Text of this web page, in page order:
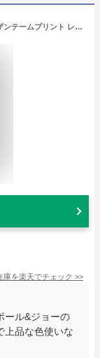
ポールアンドジョーアクセソワ 名刺入れ クリザンテームプリント レディース PJA-W244 ポール＆ジョー PAUL&JOE ACCESSOIRES |
庫を楽天でチェック >>
ール&ジョーの
上品な色使いな